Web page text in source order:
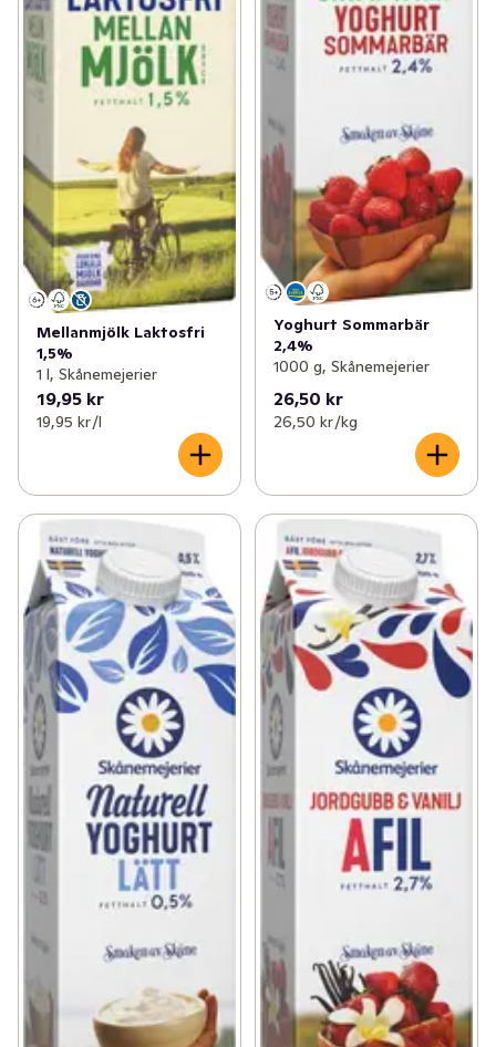
Mellanmjölk Laktosfri
1,5%
1 l, Skånemejerier
19,95 kr
19,95 kr /l
Yoghurt Sommarbär
2,4%
1000 g, Skånemejerier
26,50 kr
26,50 kr /kg